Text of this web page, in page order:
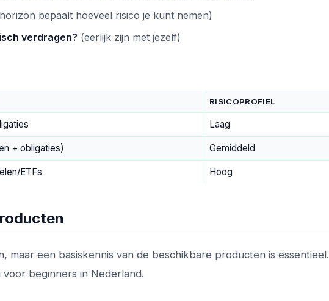
bepaalt hoeveel risico je kunt nemen)
verdragen? (eerlijk zijn met jezelf)
RISICOPROFIEL
Laag
+ obligaties) Gemiddeld
ETFs Hoog
maar een basiskennis van de beschikbare producten is essentieel.
beginners in Nederland.